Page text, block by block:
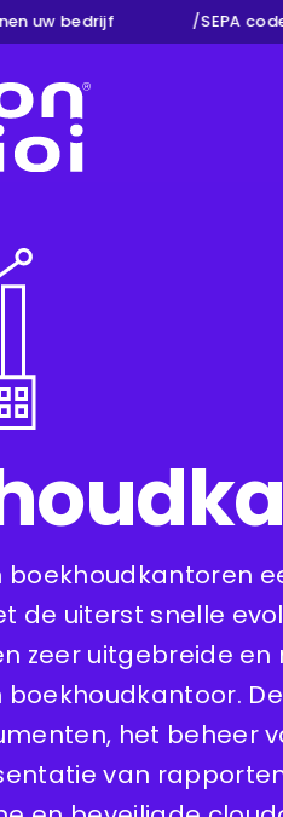
uw bedrijf SEPA
de uiterst snelle
zeer uitgebreide en
het beheer
van